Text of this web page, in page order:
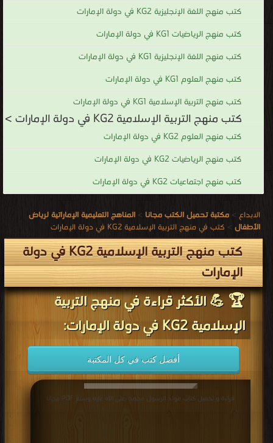
كتب منهج اللغة الإنجليزية KG2 في دولة الإمارات
كتب منهج الرياضيات KG1 في دولة الإمارات
كتب منهج اللغة الإنجليزية KG1 في دولة الإمارات
كتب منهج العلوم KG1 في دولة الإمارات
كتب منهج التربية الإسلامية KG1 في دولة الإمارات
كتب منهج التربية الإسلامية KG2 في دولة الإمارات >
كتب منهج العلوم KG2 في دولة الإمارات
كتب منهج الرياضيات KG2 في دولة الإمارات
كتب منهج اجتماعيات KG2 في دولة الإمارات
الابداع > مكتبة تحميل الكتب مجانا > المناهج التعليمية الإماراتية لرياض
الأطفال > كتب في منهج التربية الإسلامية KG2 في دولة الإمارات
كتب منهج التربية الإسلامية KG2 في دولة
الإمارات
🏆 💪 الأكثر قراءة في منهج التربية
الإسلامية KG2 في دولة الإمارات:
أفضل كتب في كل المكتبة
قراءة و تحميل كتاب مولد الرسول محمد صلى الله عليه وسلم PDF مجانا